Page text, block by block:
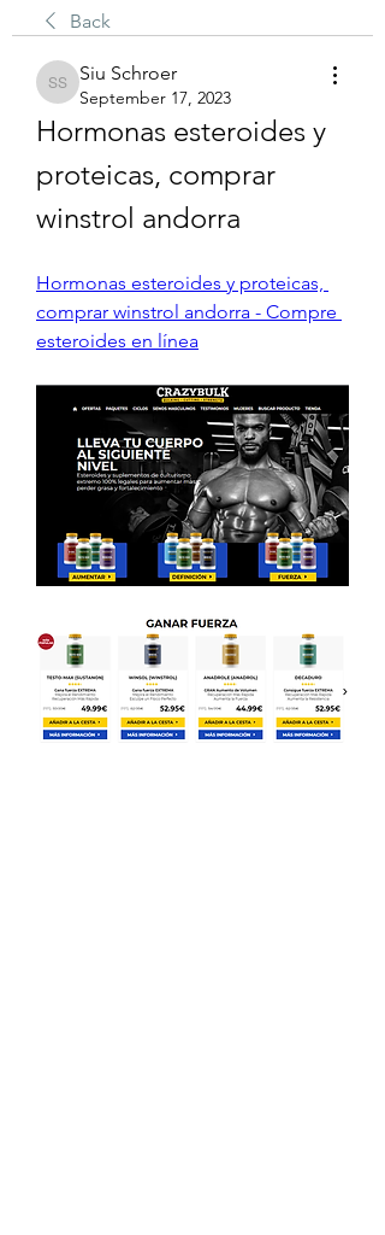
Back
Siu Schroer
Siu Schroer
September 17, 2023
Hormonas esteroides y
proteicas, comprar
winstrol andorra
Hormonas esteroides y proteicas,
comprar winstrol andorra - Compre
esteroides en línea